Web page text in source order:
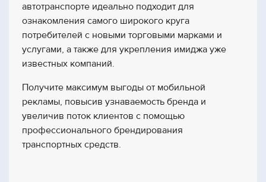
автотранспорте идеально подходит для
ознакомления самого широкого круга
потребителей с новыми торговыми марками и
услугами, а также для укрепления имиджа уже
известных компаний.
Получите максимум выгоды от мобильной
рекламы, повысив узнаваемость бренда и
увеличив поток клиентов с помощью
профессионального брендирования
транспортных средств.